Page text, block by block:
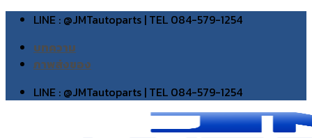
Skip
content
LINE : @JMTautoparts | TEL 084-579-1254
บทความ
ภาพส่งของ
LINE : @JMTautoparts | TEL 084-579-1254